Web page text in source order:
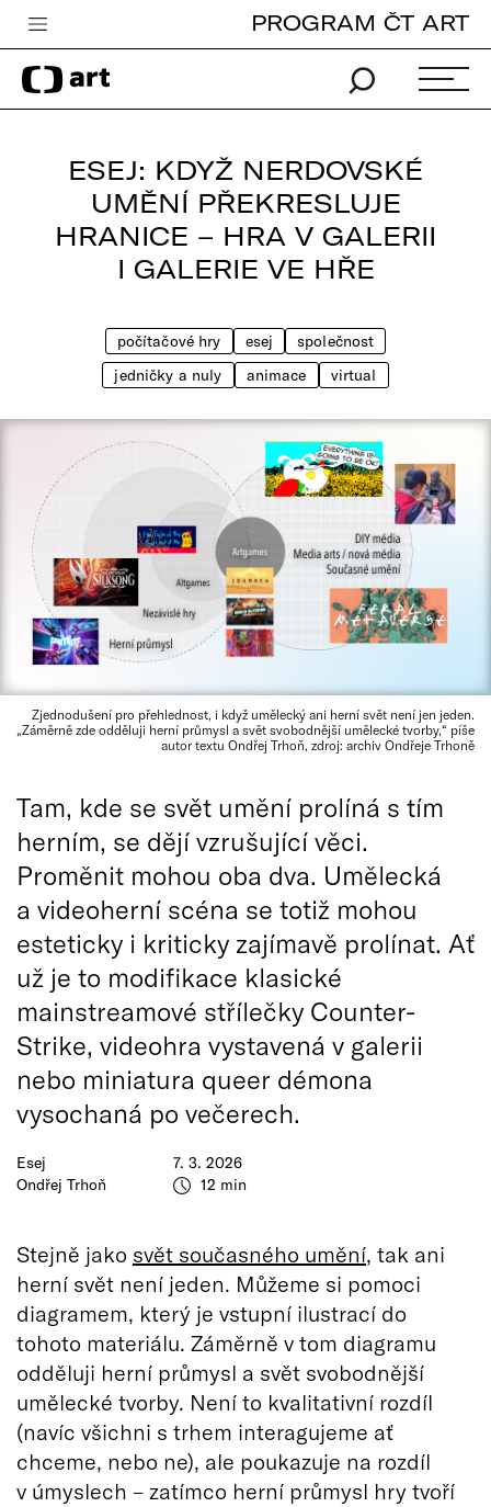
Česká televize
Zpravodajství
TV program
PROGRAM ČT ART
ESEJ: KDYŽ NERDOVSKÉ
UMĚNÍ PŘEKRESLUJE
HRANICE – HRA V GALERII
I GALERIE VE HŘE
počítačové hry esej
společnost
jedničky a nuly
animace virtual
Zjednodušení pro přehlednost, i když umělecký ani herní svět není jen jeden.
„Záměrně zde odděluji herní průmysl a svět svobodnější umělecké tvorby,“ píše
autor textu Ondřej Trhoň, zdroj: archiv Ondřeje Trhoně
Esej
Ondřej Trhoň
7. 3. 2026
12 min
Tam, kde se svět umění prolíná s tím
herním, se dějí vzrušující věci.
Proměnit mohou oba dva. Umělecká
a videoherní scéna se totiž mohou
esteticky i kriticky zajímavě prolínat. Ať
už je to modifikace klasické
mainstreamové střílečky Counter-
Strike, videohra vystavená v galerii
nebo miniatura queer démona
vysochaná po večerech.
Stejně jako svět současného umění, tak ani
herní svět není jeden. Můžeme si pomoci
diagramem, který je vstupní ilustrací do
tohoto materiálu. Záměrně v tom diagramu
odděluji herní průmysl a svět svobodnější
umělecké tvorby. Není to kvalitativní rozdíl
(navíc všichni s trhem interagujeme ať
chceme, nebo ne), ale poukazuje na rozdíl
v úmyslech – zatímco herní průmysl hry tvoří